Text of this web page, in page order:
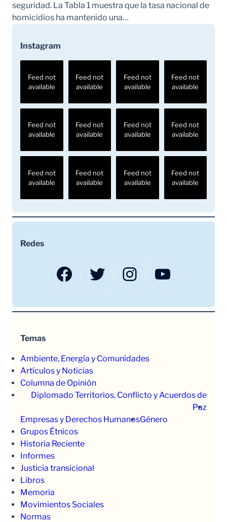
seguridad. La Tabla 1 muestra que la tasa nacional de
homicidios ha mantenido una…
Instagram
Feed not
available
Feed not
available
Feed not
available
Feed not
available
Feed not
available
Feed not
available
Feed not
available
Feed not
available
Feed not
available
Feed not
available
Feed not
available
Feed not
available
Redes
Facebook Twitter Instagram YouTube
Temas
Ambiente, Energía y Comunidades
Artículos y Noticias
Columna de Opinión
Diplomado Territorios, Conflicto y Acuerdos de
Paz
Empresas y Derechos HumanosGénero
Grupos Étnicos
Historia Reciente
Informes
Justicia transicional
Libros
Memoria
Movimientos Sociales
Normas